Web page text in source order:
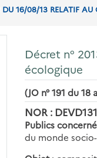
DU 16/08/13 RELATIF
Décret n°
écologique
(JO n° 191 du 18
NOR :
Publics
du monde